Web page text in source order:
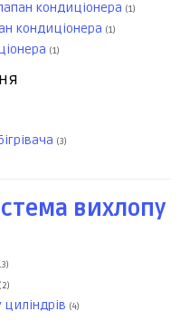
кондиціонера (1)
кондиціонера (1)
(1)
(3)
вихлопу
(2)
(4)